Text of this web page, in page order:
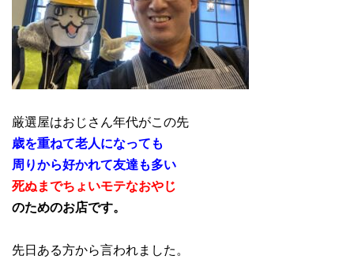
厳選屋はおじさん年代がこの先
歳を重ねて老人になっても
周りから好かれて友達も多い
死ぬまでちょいモテなおやじ
のためのお店です。
先日ある方から言われました。